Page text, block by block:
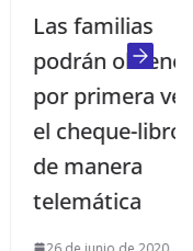
Las familias
podrán obtener,
por primera vez,
el cheque-libro
de manera
telemática